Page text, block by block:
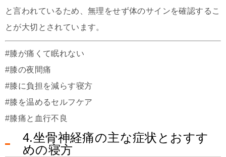
と言われているため、無理をせず体のサインを確認するこ
とが大切とされています。
#膝が痛くて眠れない
#膝の夜間痛
#膝に負担を減らす寝方
#膝を温めるセルフケア
#膝痛と血行不良
4.坐骨神経痛の主な症状とおすす
めの寝方